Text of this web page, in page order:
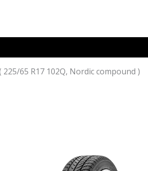
65 R17 102Q, Nordic compound )